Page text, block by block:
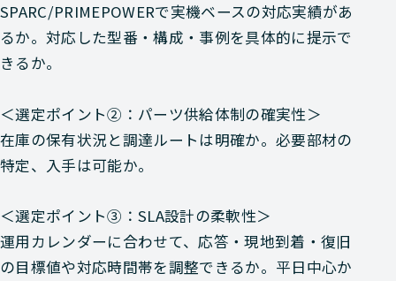
SPARC/PRIMEPOWERで実機ベースの対応実績があ
るか。対応した型番・構成・事例を具体的に提示で
きるか。
＜選定ポイント②：パーツ供給体制の確実性＞
在庫の保有状況と調達ルートは明確か。必要部材の
特定、入手は可能か。
＜選定ポイント③：SLA設計の柔軟性＞
運用カレンダーに合わせて、応答・現地到着・復旧
の目標値や対応時間帯を調整できるか。平日中心か